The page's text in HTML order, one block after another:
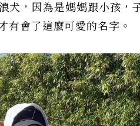
，因為是媽媽跟小孩，
有會了這麼可愛的名字。